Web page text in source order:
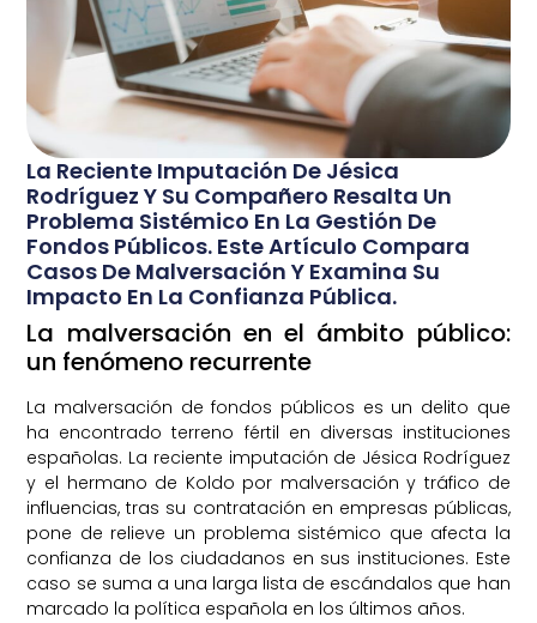
La Reciente Imputación De Jésica
Rodríguez Y Su Compañero Resalta Un
Problema Sistémico En La Gestión De
Fondos Públicos. Este Artículo Compara
Casos De Malversación Y Examina Su
Impacto En La Confianza Pública.
La malversación en el ámbito público:
un fenómeno recurrente
La malversación de fondos públicos es un delito que
ha encontrado terreno fértil en diversas instituciones
españolas. La reciente imputación de Jésica Rodríguez
y el hermano de Koldo por malversación y tráfico de
influencias, tras su contratación en empresas públicas,
pone de relieve un problema sistémico que afecta la
confianza de los ciudadanos en sus instituciones. Este
caso se suma a una larga lista de escándalos que han
marcado la política española en los últimos años.